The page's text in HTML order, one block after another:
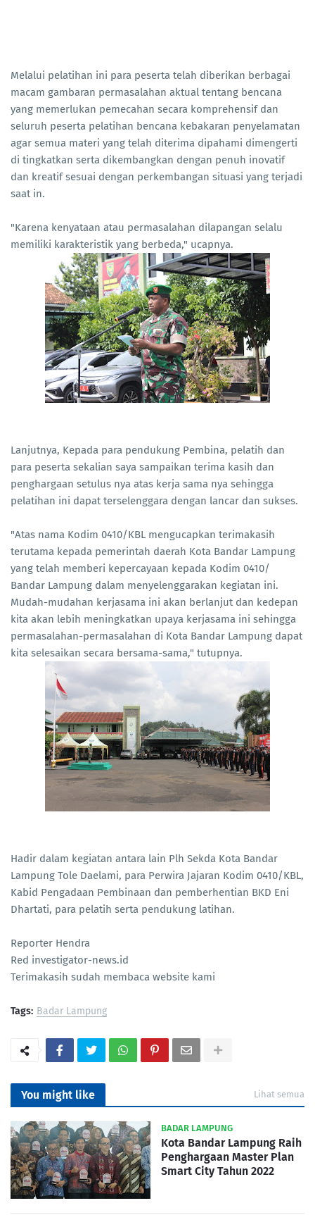
Melalui pelatihan ini para peserta telah diberikan berbagai
macam gambaran permasalahan aktual tentang bencana
yang memerlukan pemecahan secara komprehensif dan
seluruh peserta pelatihan bencana kebakaran penyelamatan
agar semua materi yang telah diterima dipahami dimengerti
di tingkatkan serta dikembangkan dengan penuh inovatif
dan kreatif sesuai dengan perkembangan situasi yang terjadi
saat in.
"Karena kenyataan atau permasalahan dilapangan selalu
memiliki karakteristik yang berbeda," ucapnya.
Lanjutnya, Kepada para pendukung Pembina, pelatih dan
para peserta sekalian saya sampaikan terima kasih dan
penghargaan setulus nya atas kerja sama nya sehingga
pelatihan ini dapat terselenggara dengan lancar dan sukses.
"Atas nama Kodim 0410/KBL mengucapkan terimakasih
terutama kepada pemerintah daerah Kota Bandar Lampung
yang telah memberi kepercayaan kepada Kodim 0410/
Bandar Lampung dalam menyelenggarakan kegiatan ini.
Mudah-mudahan kerjasama ini akan berlanjut dan kedepan
kita akan lebih meningkatkan upaya kerjasama ini sehingga
permasalahan-permasalahan di Kota Bandar Lampung dapat
kita selesaikan secara bersama-sama," tutupnya.
Hadir dalam kegiatan antara lain Plh Sekda Kota Bandar
Lampung Tole Daelami, para Perwira Jajaran Kodim 0410/KBL,
Kabid Pengadaan Pembinaan dan pemberhentian BKD Eni
Dhartati, para pelatih serta pendukung latihan.
Reporter Hendra
Red investigator-news.id
Terimakasih sudah membaca website kami
Tags: Badar Lampung
You might like Lihat semua
BADAR LAMPUNG
Kota Bandar Lampung Raih
Penghargaan Master Plan
Smart City Tahun 2022